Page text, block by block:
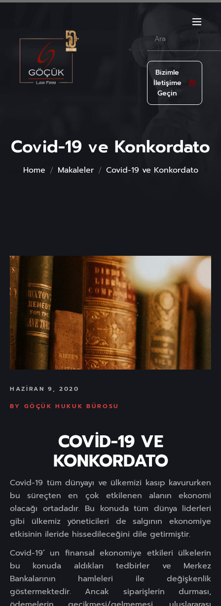
Bizimle
İletişime
Geçin
Covid-19 ve Konkordato
Home Makaleler Covid-19 ve Konkordato
HAZIRAN 9, 2020
BY
GÖÇÜK HUKUK BÜROSU
COVİD-19 VE
KONKORDATO
Covid-19 tüm dünyayı ve ülkemizi kasıp kavururken
bu süreçten en çok etkilenen alanın ekonomi
olacağı ortadadır. Bu konuda tüm dünya liderleri
gibi ülkemiz yöneticileri de salgının ekonomiye
etkisinin ileride hissedileceğini dile getirmiştir.
Covid-19’ un finansal ekonomiye etkileri ülkelerin
bu konuda aldıkları tedbirler ve Merkez
Bankalarının hamleleri ile değişkenlik
göstermektedir. Ancak siparişlerin durması,